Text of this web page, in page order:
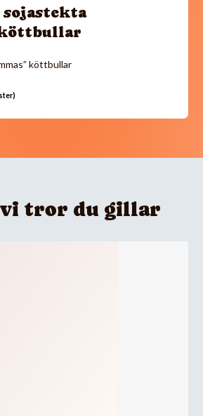
sojastekta
köttbullar
tror du gillar